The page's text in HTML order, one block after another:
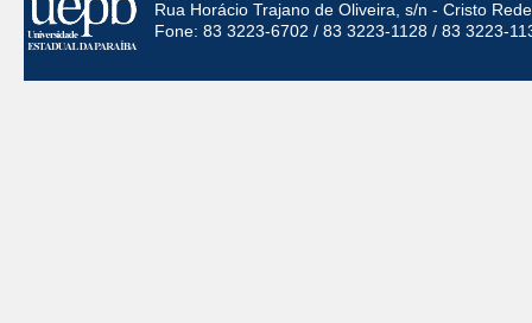
Rua Horácio Trajano de Oliveira, s/n - Cristo
Fone: 83 3223-6702 / 83 3223-1128 / 83 3223-